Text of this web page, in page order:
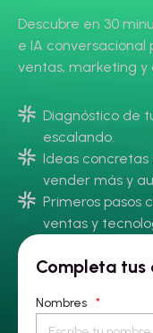
Descubre en 30
e IA conversacional
ventas, marketing y
Diagnóstico de
escalando.
Ideas concretas
vender más y
Primeros pasos
ventas y
Completa tus
Nombres *